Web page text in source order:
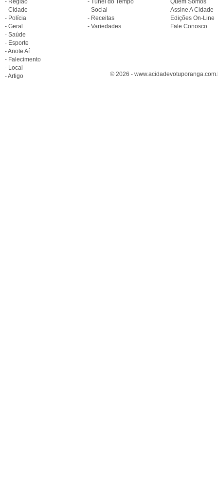
- Cidade
- Polícia
- Geral
- Saúde
- Esporte
- Anote Aí
- Falecimento
- Local
- Artigo
- Social
- Receitas
- Variedades
Assine A Cidade
Edições On-Line
Fale Conosco
© 2026 -